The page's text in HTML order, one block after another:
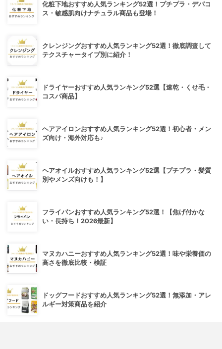
化粧下地おすすめ人気ランキング52選！プチプラ・デパコ
ス・敏感肌向けナチュラル商品も登場！
クレンジングおすすめ人気ランキング52選！徹底調査して
テクスチャータイプ別に紹介！
ドライヤーおすすめ人気ランキング52選【速乾・くせ毛・
コスパ商品】
ヘアアイロンおすすめ人気ランキング52選！初心者・メン
ズ向け・海外対応も♪
ヘアオイルおすすめ人気ランキング52選【プチプラ・髪質
別やメンズ向けも！】
フライパンおすすめ人気ランキング52選！【焦げ付かな
い・長持ち！2026最新】
マヌカハニーおすすめ人気ランキング52選！味や栄養価の
高さを徹底比較・検証
ドッグフードおすすめ人気ランキング52選！無添加・アレ
ルギー対策商品を紹介